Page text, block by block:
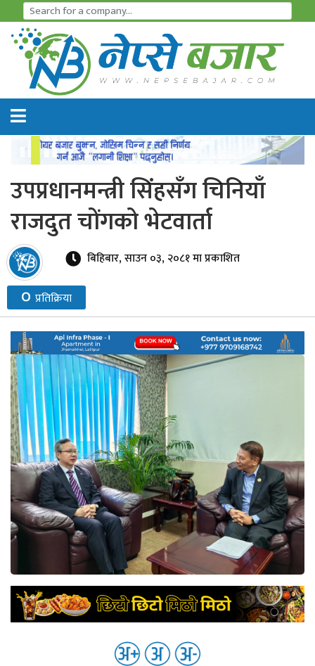
समाचार
अर्थतन्त्र
शेयर
आइ
पि
ओ
हाइड्रो
पावर
नेप्से
प्रमुख
समाचार
बजार
बैंक-
वित्त
अन्य
उपप्रधानमन्त्री सिंहसँग चिनियाँ
राजदुत चोंगको भेटवार्ता
बिहिबार, साउन ०३, २०८१ मा प्रकाशित
० प्रतिक्रिया